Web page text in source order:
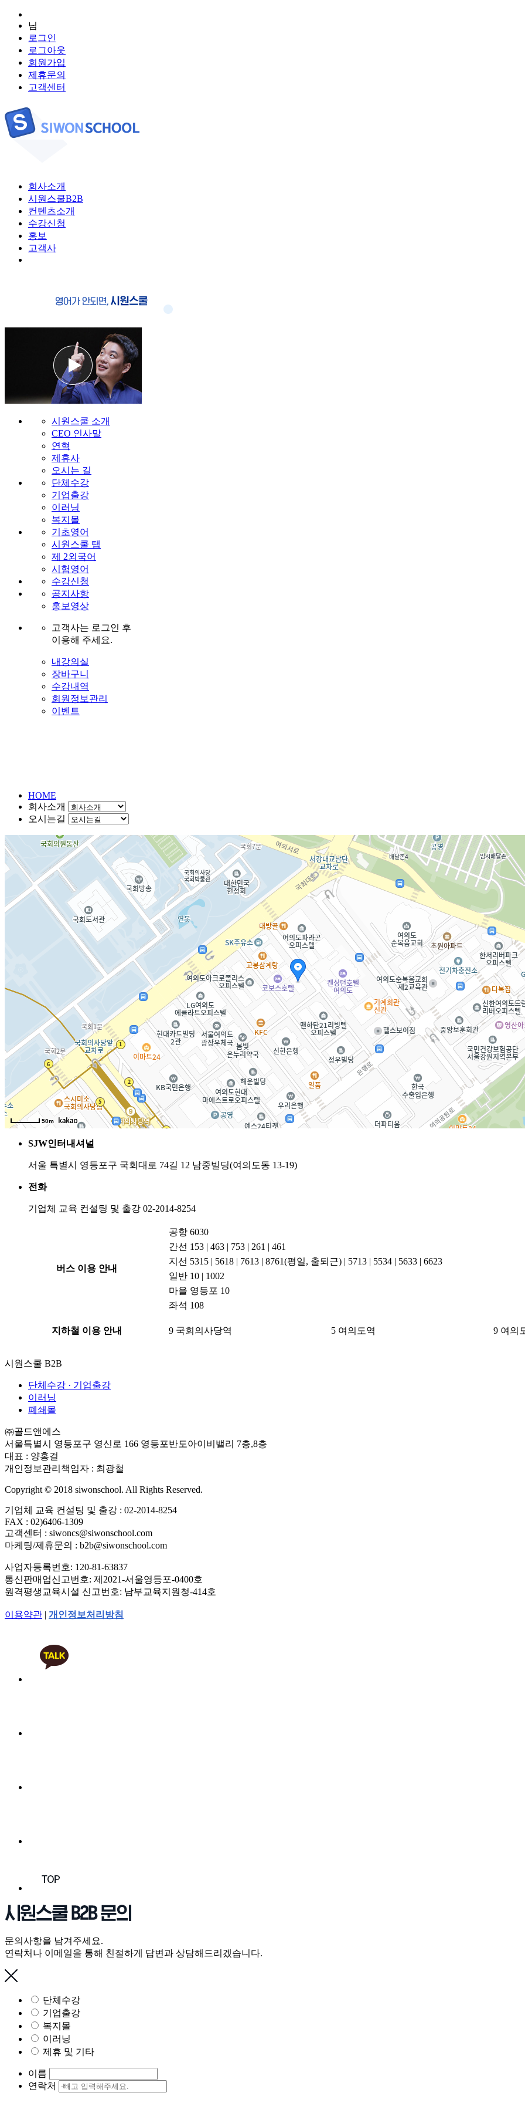
님
로그인
로그아웃
회원가입
제휴문의
고객센터
회사소개
시원스쿨B2B
컨텐츠소개
수강신청
홍보
고객사
시원스쿨 소개
CEO 인사말
연혁
제휴사
오시는 길
단체수강
기업출강
이러닝
복지몰
기초영어
시원스쿨 탭
제 2외국어
시험영어
수강신청
공지사항
홍보영상
고객사는 로그인 후
이용해 주세요.
내강의실
장바구니
수강내역
회원정보관리
이벤트
HOME
회사소개
오시는길
50m
SJW인터내셔널
서울 특별시 영등포구 국회대로 74길 12 남중빌딩(여의도동 13-19)
전화
기업체 교육 컨설팅 및 출강 02-2014-8254
버스 이용 안내
공항 6030
간선 153 | 463 | 753 | 261 | 461
지선 5315 | 5618 | 7613 | 8761(평일, 출퇴근) | 5713 | 5534 | 5633 | 6623
일반 10 | 1002
마을 영등포 10
좌석 108
지하철 이용 안내 9 국회의사당역 5 여의도역 9 여의
시원스쿨 B2B
단체수강 · 기업출강
이러닝
폐쇄몰
㈜골드앤에스
서울특별시 영등포구 영신로 166 영등포반도아이비밸리 7층,8층
대표 : 양홍걸
개인정보관리책임자 : 최광철
Copyright © 2018 siwonschool. All Rights Reserved.
기업체 교육 컨설팅 및 출강 : 02-2014-8254
FAX : 02)6406-1309
고객센터 : siwoncs@siwonschool.com
마케팅/제휴문의 : b2b@siwonschool.com
사업자등록번호: 120-81-63837
통신판매업신고번호: 제2021-서울영등포-0400호
원격평생교육시설 신고번호: 남부교육지원청-414호
이용약관 | 개인정보처리방침
문의사항을 남겨주세요.
연락처나 이메일을 통해 친절하게 답변과 상담해드리겠습니다.
단체수강
기업출강
복지몰
이러닝
제휴 및 기타
이름
연락처